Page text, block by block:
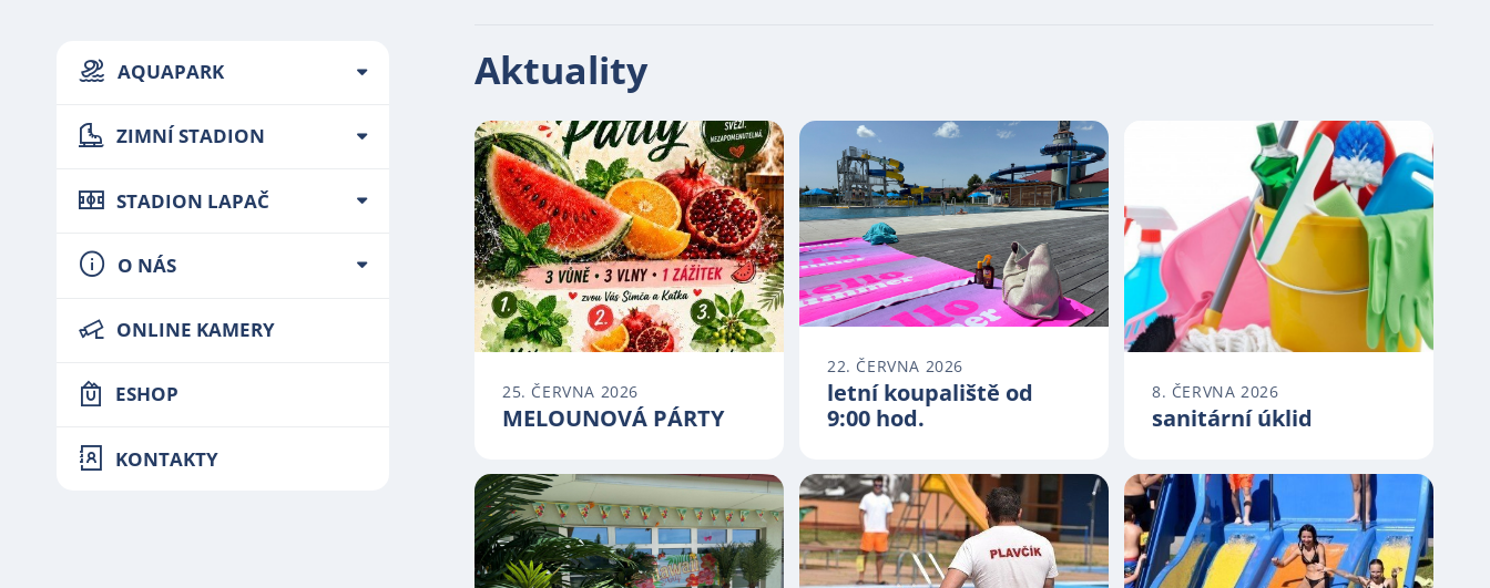
AQUAPARK
ZIMNÍ STADION
STADION LAPAČ
O NÁS
ONLINE KAMERY
ESHOP
KONTAKTY
Aktuality
25. ČERVNA 2026
MELOUNOVÁ PÁRTY
22. ČERVNA 2026
letní koupaliště od
9:00 hod.
8. ČERVNA 2026
sanitární úklid